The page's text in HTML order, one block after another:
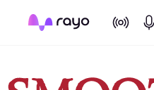
On Air